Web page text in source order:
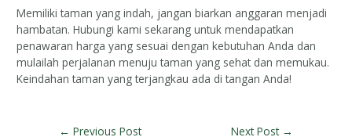
Memiliki taman yang indah, jangan biarkan anggaran menjadi
hambatan. Hubungi kami sekarang untuk mendapatkan
penawaran harga yang sesuai dengan kebutuhan Anda dan
mulailah perjalanan menuju taman yang sehat dan memukau.
Keindahan taman yang terjangkau ada di tangan Anda!
← Previous Post Next Post →